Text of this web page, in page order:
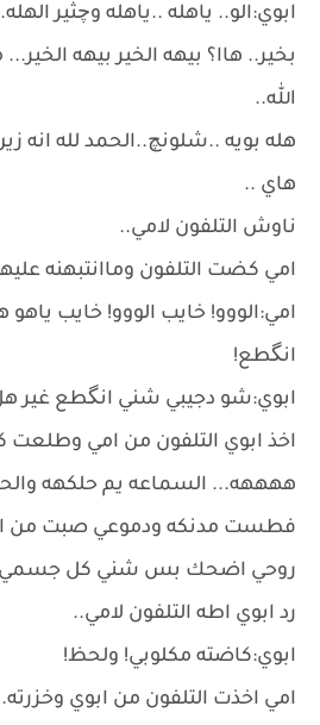
ابوي:الو.. ياهله ..ياهله وچثير
بخير.. هاا؟ بيهه الخير بيهه
الله..
هله بويه ..شلونچ..الحمد لله انه
هاي ..
ناوش التلفون لامي..
امي كضت التلفون وماانتبهنه
امي:الووو! خايب الووو! خايب ياهو
انگطع!
ابوي:شو دجيبي شني انگطع
اخذ ابوي التلفون من امي وطلعت
ههههه... السماعه يم حلكهه
فطست مدنكه ودموعي صبت من
روحي اضحك بس شني كل جسمي
رد ابوي اطه التلفون لامي..
ابوي:كاضته مكلوبي! ولحظ!
امي اخذت التلفون من ابوي